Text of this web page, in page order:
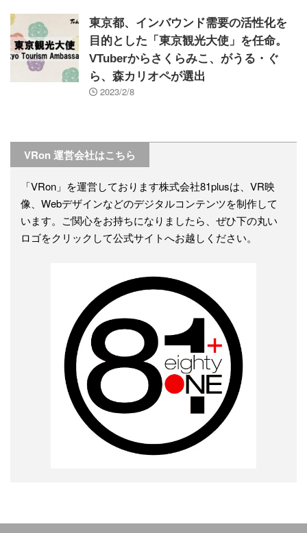
東京都、インバウンド需要の活性化を
目的とした「東京観光大使」を任命。
VTuberからさくらみこ、がうる・ぐ
ら、森カリオペが選出
2023/2/8
VRon 運営会社はこちら
「VRon」を運営しております株式会社81plusは、VR映
像、Webデザインなどのデジタルコンテンツを制作して
います。ご関心をお持ちになりましたら、ぜひ下の丸い
ロゴをクリックして公式サイトへお越しください。